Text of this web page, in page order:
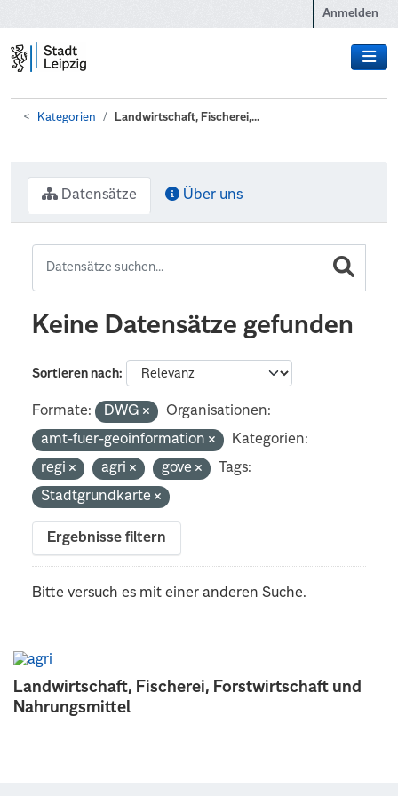
Anmelden
Kategorien Landwirtschaft, Fischerei,...
Landwirtschaft, Fischerei, Forstwirtschaft und
Nahrungsmittel
Datensätze Über uns
Keine Datensätze gefunden
Sortieren nach
Formate: DWG
Organisationen:
amt-fuer-geoinformation
Kategorien:
regi
agri gove
Tags:
Stadtgrundkarte
Ergebnisse filtern
Bitte versuch es mit einer anderen Suche.